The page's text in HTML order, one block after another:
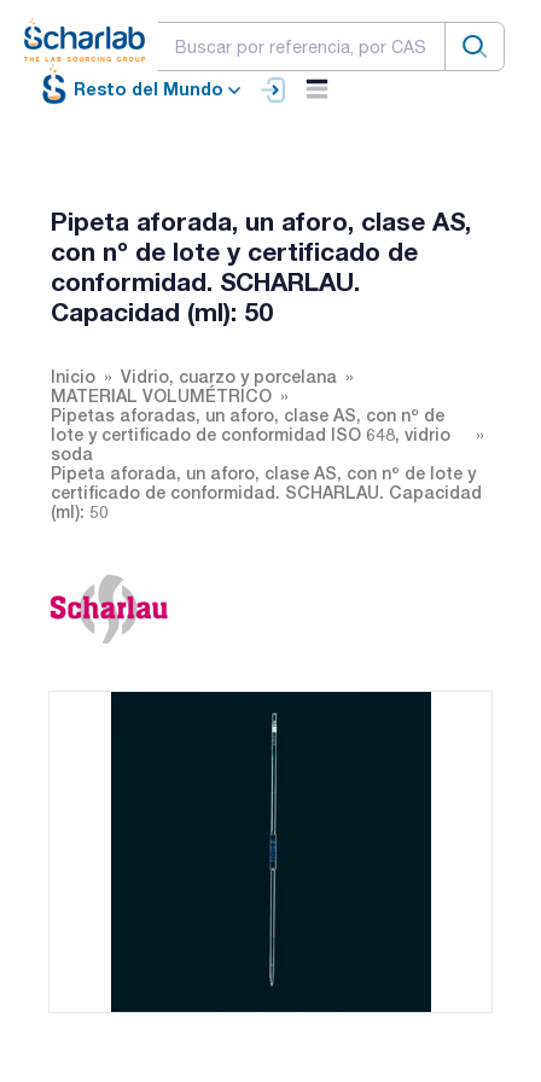
Resto del Mundo
Pipeta aforada, un aforo, clase AS,
con nº de lote y certificado de
conformidad. SCHARLAU.
Capacidad (ml): 50
Inicio
Vidrio, cuarzo y porcelana
MATERIAL VOLUMÉTRICO
Pipetas aforadas, un aforo, clase AS, con nº de
lote y certificado de conformidad ISO 648, vidrio
soda
Pipeta aforada, un aforo, clase AS, con nº de lote y
certificado de conformidad. SCHARLAU. Capacidad
(ml): 50